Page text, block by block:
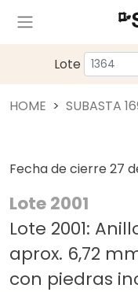
Lote
HOME SUBASTA
Fecha de cierre 27
Lote 2001
Lote 2001:
aprox. 6,72
con piedras